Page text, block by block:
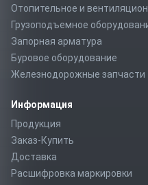
Отопительное и
Грузоподъемное
Запорная арматура
Буровое оборудование
Железнодорожные запчасти
Информация
Продукция
Заказ-Купить
Доставка
Расшифровка маркировки